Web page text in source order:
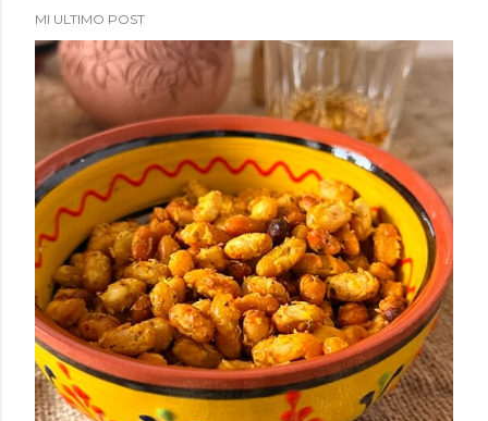
MI ULTIMO POST